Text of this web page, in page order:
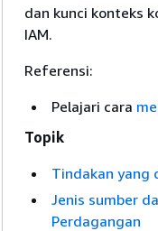
dan kunci konteks
IAM.
Referensi:
Pelajari cara
Topik
Tindakan yang
Jenis sumber
Perdagangan